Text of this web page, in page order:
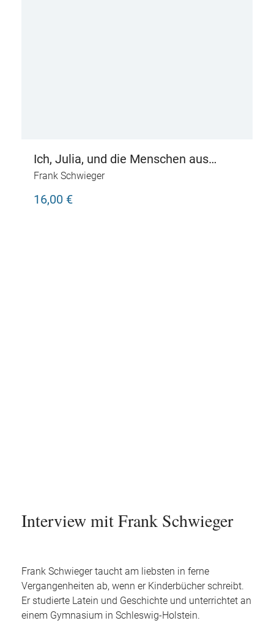
Ich, Julia, und die Menschen aus
Pompeji
Frank Schwieger
16,00 €
Interview mit Frank Schwieger
Frank Schwieger taucht am liebsten in ferne
Vergangenheiten ab, wenn er Kinderbücher schreibt.
Er studierte Latein und Geschichte und unterrichtet an
einem Gymnasium in Schleswig-Holstein.